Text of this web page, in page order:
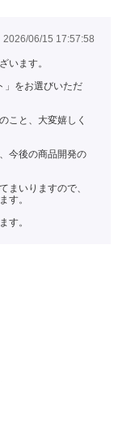
2026/06/15 17:57:58
います。
」をお選びいただ
こと、大変嬉しく
今後の商品開発の
まいりますので、
す。
す。